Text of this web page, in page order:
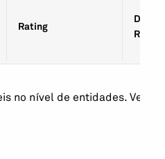
Rating
Data
Rating
no nível de entidades. Veja